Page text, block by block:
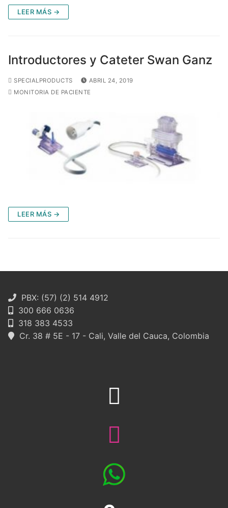
LEER MÁS →
Introductores y Cateter Swan Ganz
SPECIALPRODUCTS
ABRIL 24, 2019
MONITORIA DE PACIENTE
LEER MÁS →
PBX: (57) (2) 514 4912
300 666 0636
318 383 4533
Cr. 38 # 5E - 17 - Cali, Valle del Cauca, Colombia